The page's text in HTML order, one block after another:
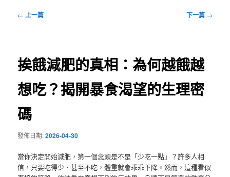
文
← 上一篇 下一篇 →
挨餓減肥的真相：為何越餓越
想吃？揭開暴食渴望的生理密
碼
發佈日期:2026-04-30
當你決定開始減肥，第一個念頭是不是「少吃一點」？許多人相
信，只要吃得少、甚至不吃，體重就會乖乖下降。然而，這種看似